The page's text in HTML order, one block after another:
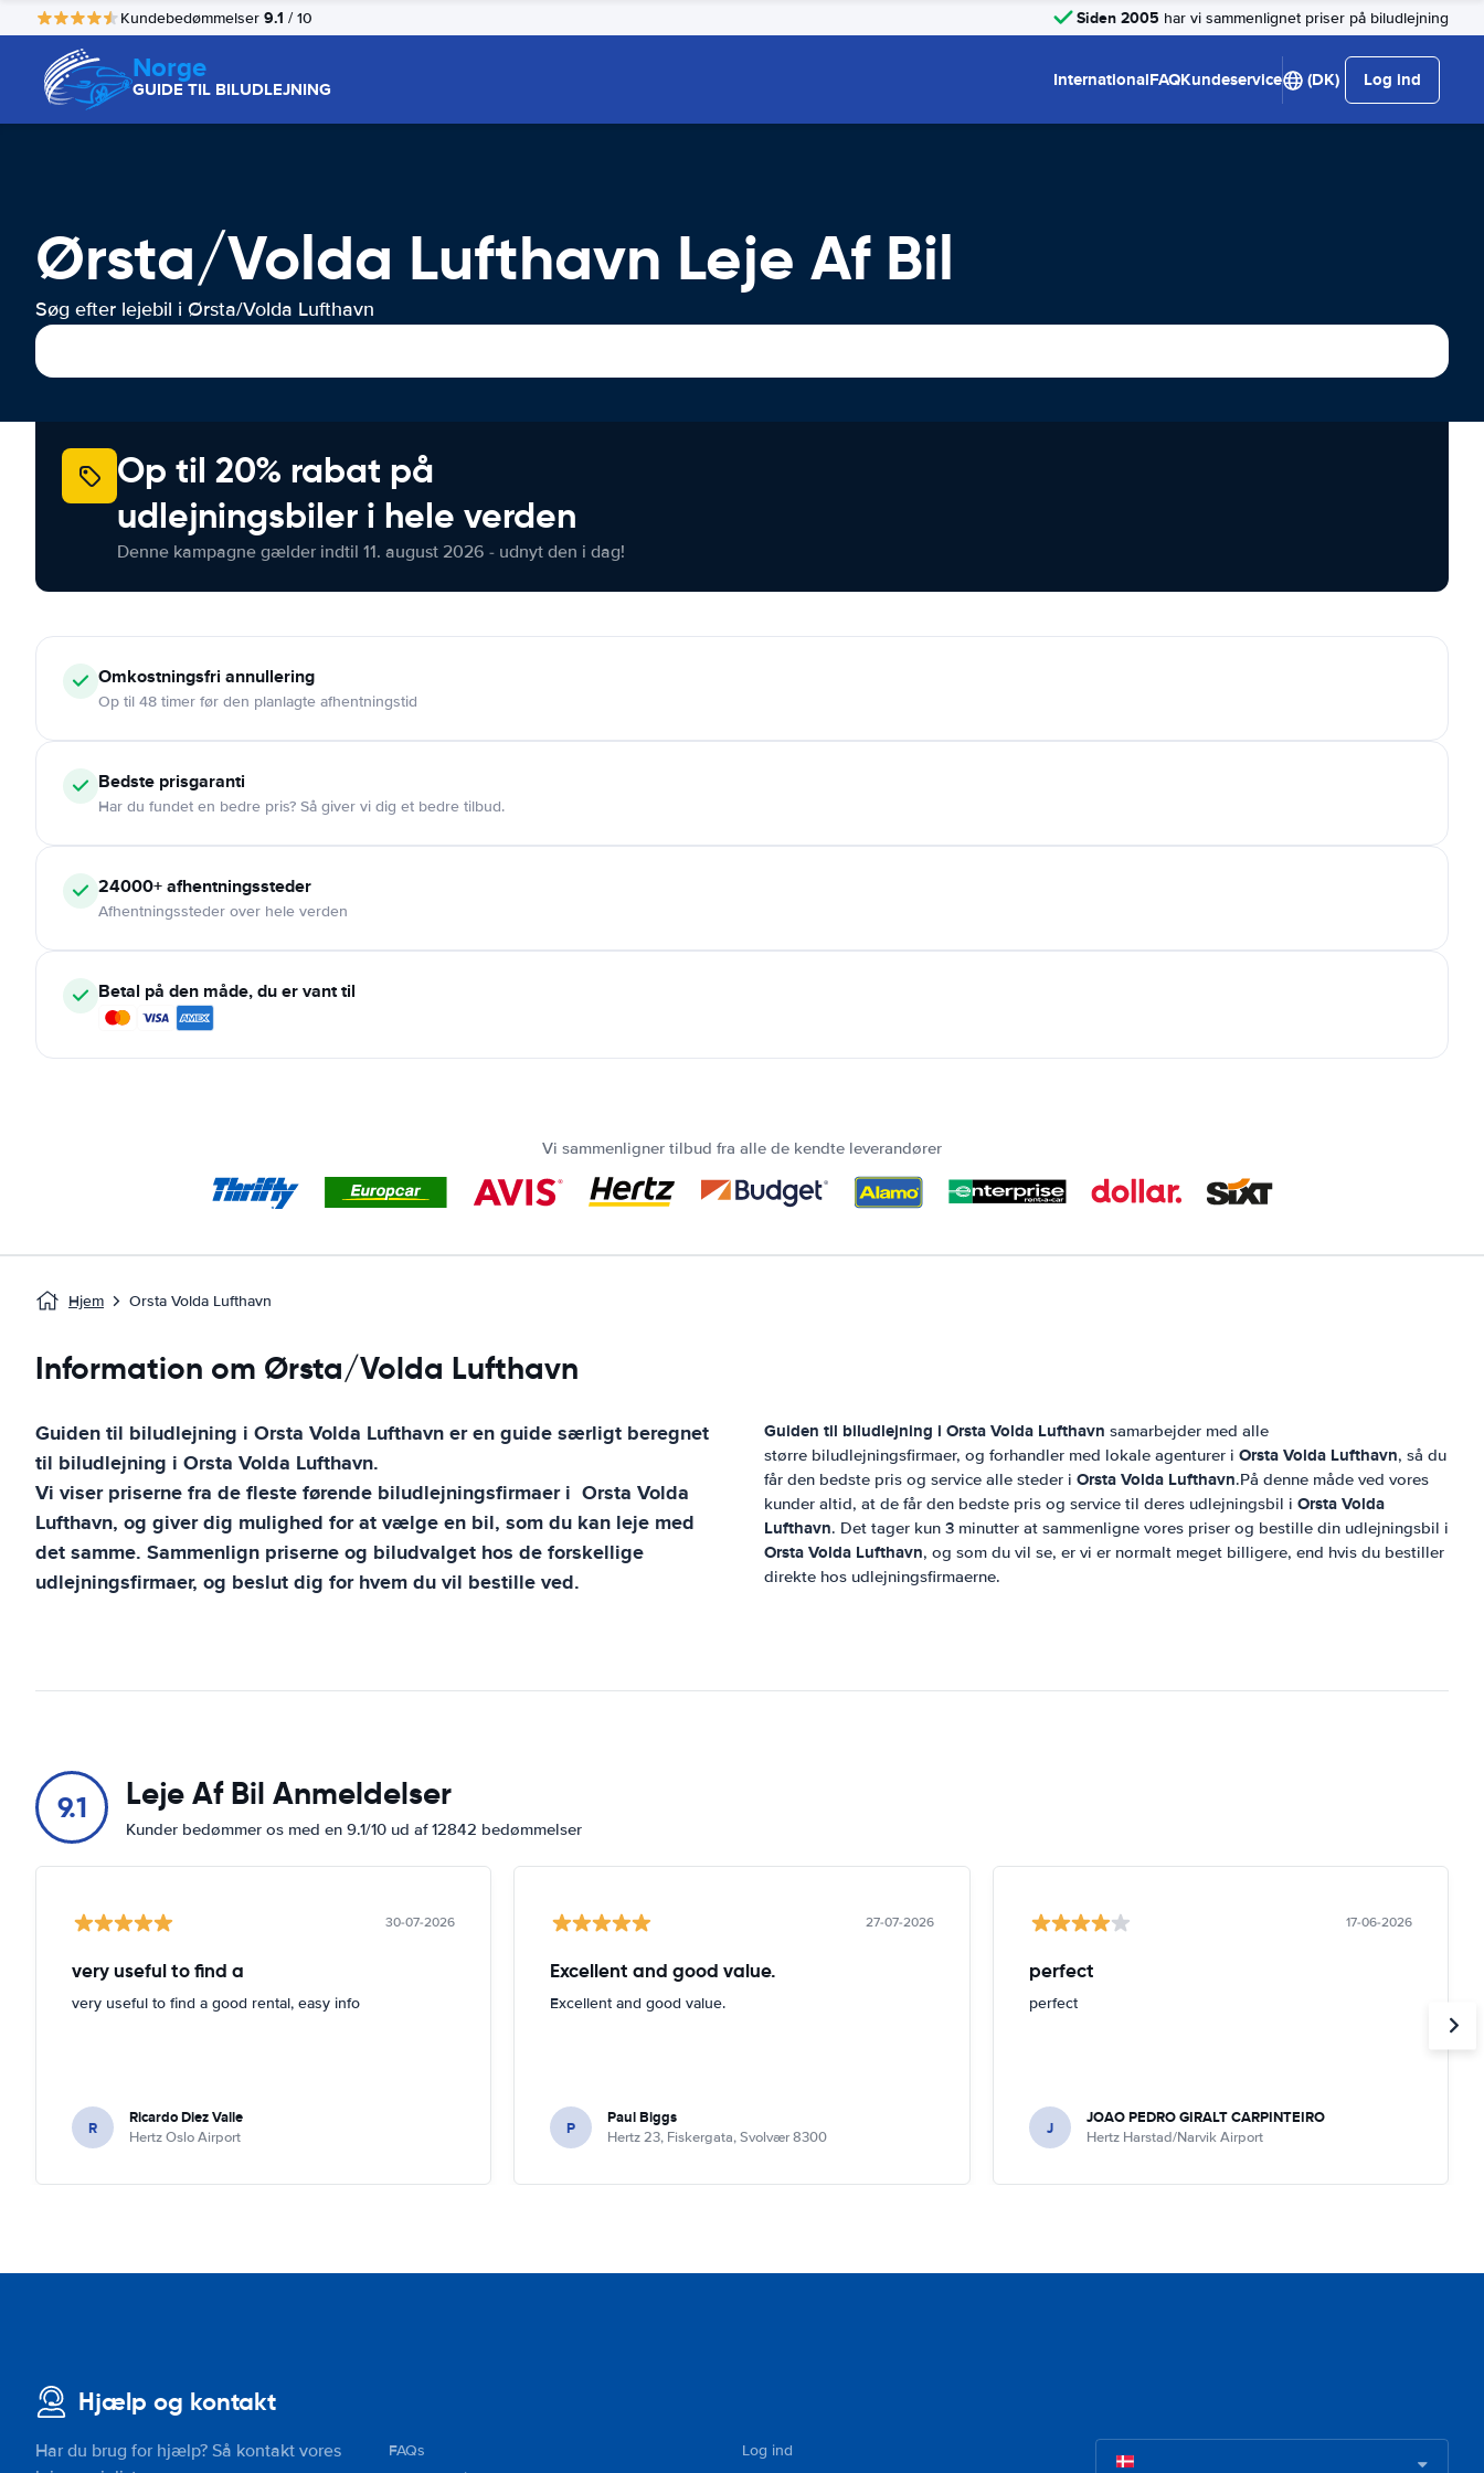
Kundebedømmelser 9.1 / 10 Siden 2005 har vi sammenlignet priser på biludlejning
Norge
GUIDE TIL BILUDLEJNING InternationalFAQKundeservice (DK) Log ind
Ørsta/Volda Lufthavn Leje Af Bil
Søg efter lejebil i Ørsta/Volda Lufthavn
Op til 20% rabat på
udlejningsbiler i hele verden
Denne kampagne gælder indtil 11. august 2026 - udnyt den i dag!
Omkostningsfri annullering
Op til 48 timer før den planlagte afhentningstid
Bedste prisgaranti
Har du fundet en bedre pris? Så giver vi dig et bedre tilbud.
24000+afhentningssteder
Afhentningssteder over hele verden
Betal på den måde, du er vant til
Vi sammenligner tilbud fra alle de kendte leverandører
Hjem Orsta Volda Lufthavn
Information om Ørsta/Volda Lufthavn
Guiden til biludlejning i Orsta Volda Lufthavner en guide særligt beregnet
til biludlejning i Orsta Volda Lufthavn.
Vi viser priserne fra de fleste førende biludlejningsfirmaer i Orsta Volda
Lufthavn, og giver dig mulighed for at vælge en bil, som du kan leje med
det samme. Sammenlign priserne og biludvalget hos de forskellige
udlejningsfirmaer, og beslut dig for hvem du vil bestille ved.
Guiden til biludlejning i Orsta Volda Lufthavn samarbejder med alle
større biludlejningsfirmaer, og forhandler med lokale agenturer i Orsta Volda Lufthavn, så du
får den bedste pris og service alle steder i Orsta Volda Lufthavn.På denne måde ved vores
kunder altid, at de får den bedste pris og service til deres udlejningsbil i Orsta Volda
Lufthavn. Det tager kun 3 minutter at sammenligne vores priser og bestille din udlejningsbil i
Orsta Volda Lufthavn, og som du vil se, er vi er normalt meget billigere, end hvis du bestiller
direkte hos udlejningsfirmaerne.
9.1 Leje Af Bil Anmeldelser
Kunder bedømmer os med en 9.1/10 ud af 12842 bedømmelser
30-07-2026
very useful to find a
very useful to find a good rental, easy info
R Ricardo Diez Valle
Hertz Oslo Airport
27-07-2026
Excellent and good value.
Excellent and good value.
P Paul Biggs
Hertz 23, Fiskergata, Svolvær 8300
17-06-2026
perfect
perfect
J JOAO PEDRO GIRALT CARPINTEIRO
Hertz Harstad/Narvik Airport
Hjælp og kontakt
Har du brug for hjælp? Så kontakt vores
FAQs
Log ind